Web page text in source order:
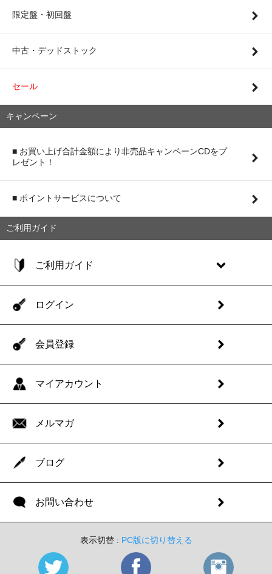
限定盤・初回盤
中古・デッドストック
セール
キャンペーン
■ お買い上げ合計金額により非売品キャンペーンCDをプ
レゼント！
■ ポイントサービスについて
ご利用ガイド
ご利用ガイド
ログイン
会員登録
マイアカウント
メルマガ
ブログ
お問い合わせ
表示切替 : PC版に切り替える